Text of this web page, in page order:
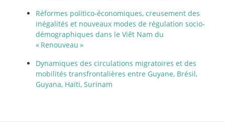
Réformes politico-économiques, creusement des
inégalités et nouveaux modes de régulation socio-
démographiques dans le Viêt Nam du
« Renouveau »
Dynamiques des circulations migratoires et des
mobilités transfrontalières entre Guyane, Brésil,
Guyana, Haïti, Surinam